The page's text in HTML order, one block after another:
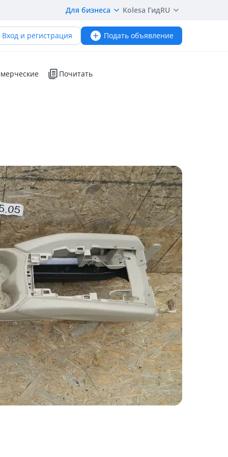
Для бизнеса Kolesa ГидRU
Вход и регистрация Подать объявление
Почитать